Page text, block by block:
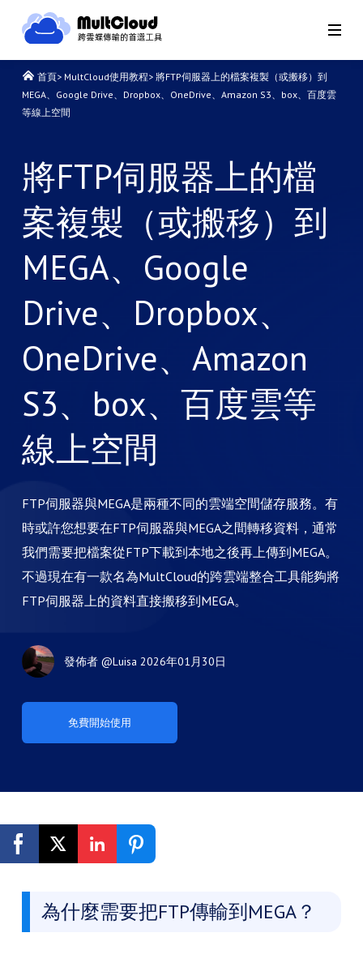
首頁> MultCloud使用教程> 將FTP伺服器上的檔案複製（或搬移）到
MEGA、Google Drive、Dropbox、OneDrive、Amazon S3、box、百度雲
等線上空間
將FTP伺服器上的檔
案複製（或搬移）到
MEGA、Google
Drive、Dropbox、
OneDrive、Amazon
S3、box、百度雲等
線上空間
FTP伺服器與MEGA是兩種不同的雲端空間儲存服務。有
時或許您想要在FTP伺服器與MEGA之間轉移資料，通常
我們需要把檔案從FTP下載到本地之後再上傳到MEGA。
不過現在有一款名為MultCloud的跨雲端整合工具能夠將
FTP伺服器上的資料直接搬移到MEGA。
免費開始使用
發佈者 @Luisa 2026年01月30日
為什麼需要把FTP傳輸到MEGA？